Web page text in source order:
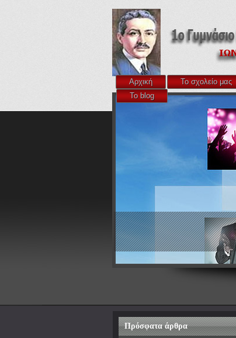
Αρχική Το σχολείο μας
Το blog
Πρόσφατα άρθρα